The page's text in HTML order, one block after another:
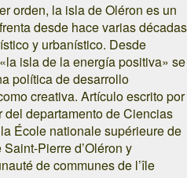
orden, la isla de Oléron es un
desde hace varias décadas
y urbanístico. Desde
isla de la energía positiva» se
política de desarrollo
creativa. Artículo escrito por
del departamento de Ciencias
École nationale supérieure de
Pierre d’Oléron y
de communes de l’île